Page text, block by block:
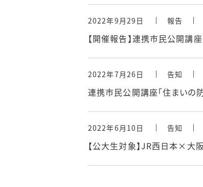
2022年9月29日 報告
【開催報告】連携市民公開講
2022年7月26日 告知
連携市民公開講座「住まいの
2022年6月10日 告知
【公大生対象】JR西日本×大